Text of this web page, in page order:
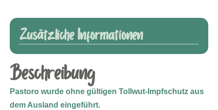
Zusätzliche Informationen
Beschreibung
Pastoro wurde ohne gültigen Tollwut-Impfschutz aus
dem Ausland eingeführt.